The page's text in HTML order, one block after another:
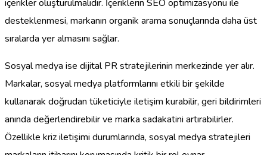
içerikler oluşturulmalıdır. İçeriklerin SEO optimizasyonu ile
desteklenmesi, markanın organik arama sonuçlarında daha üst
sıralarda yer almasını sağlar.
Sosyal medya ise dijital PR stratejilerinin merkezinde yer alır.
Markalar, sosyal medya platformlarını etkili bir şekilde
kullanarak doğrudan tüketiciyle iletişim kurabilir, geri bildirimleri
anında değerlendirebilir ve marka sadakatini artırabilirler.
Özellikle kriz iletişimi durumlarında, sosyal medya stratejileri